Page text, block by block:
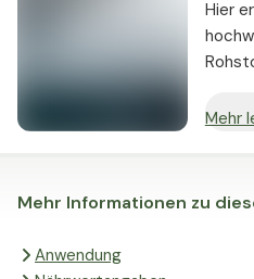
Hier
Mehr
Mehr Informationen zu
Anwendung